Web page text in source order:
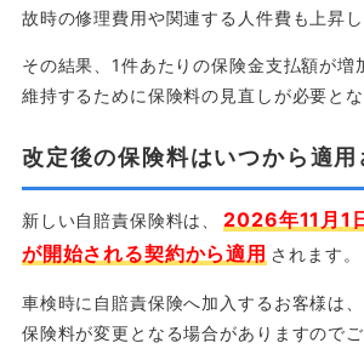
故時の修理費用や関連する人件費も上昇し
その結果、1件あたりの保険金支払額が増
維持するために保険料の見直しが必要とな
改定後の保険料はいつから適用
新しい自賠責保険料は、
2026年11月1
が開始される契約から適用 されます。
車検時に自賠責保険へ加入するお客様は
保険料が変更となる場合がありますのでご